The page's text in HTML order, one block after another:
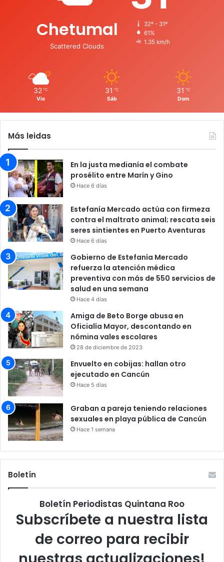
Chetumal
Scattered Clouds
32º - 31º
61%
1.35 km/h
32 ℃
Vie
31 ℃
Sáb
31 ℃
Dom
Más leidas
En la justa medianía el combate
prosélito entre Marín y Gino
Hace 6 días
Estefanía Mercado actúa con firmeza
contra el maltrato animal; rescata seis
seres sintientes en Puerto Aventuras
Hace 6 días
Gobierno de Estefanía Mercado
refuerza la atención médica
preventiva con más de 550 servicios de
salud en una semana
Hace 4 días
Amiga de Beto Borge abusa en
Oficialía Mayor, descontando en
nómina vales escolares
28 de diciembre de 2023
Envuelto en cobijas: hallan otro
ejecutado en Cancún
Hace 5 días
Graban a pareja teniendo relaciones
sexuales en playa pública de Cancún
Hace 1 semana
Boletín
Boletín Periodistas Quintana Roo
Subscríbete a nuestra lista
de correo para recibir